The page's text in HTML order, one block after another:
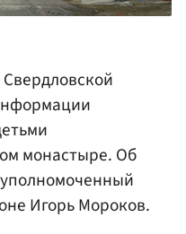
монастыре. Об
Игорь Мороков.